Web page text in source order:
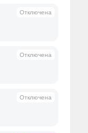
Отключена
Отключена
Отключена